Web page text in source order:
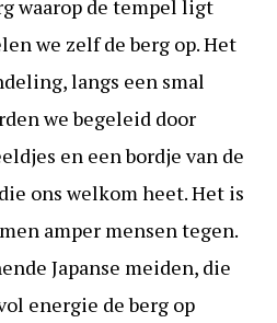
waarop de tempel ligt
we zelf de berg op. Het
langs een smal
we begeleid door
en een bordje van de
ons welkom heet. Het is
amper mensen tegen.
Japanse meiden, die
energie de berg op